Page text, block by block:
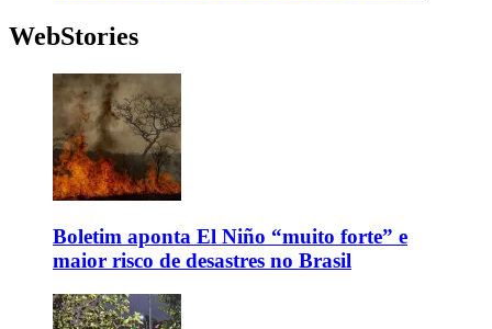
WebStories
Boletim aponta El Niño “muito forte” e
maior risco de desastres no Brasil